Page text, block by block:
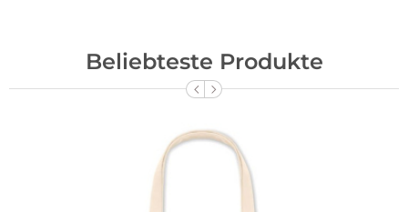
Beliebteste Produkte